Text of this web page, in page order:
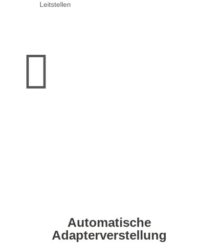
Leitstellen

Automatische
Adapterverstellung